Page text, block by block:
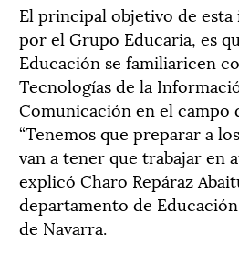
El principal objetivo de esta
por el Grupo Educaria, es
Educación se familiaricen
Tecnologías de la
Comunicación en el campo
“Tenemos que preparar a
van a tener que trabajar en
explicó Charo Repáraz
departamento de
de Navarra.